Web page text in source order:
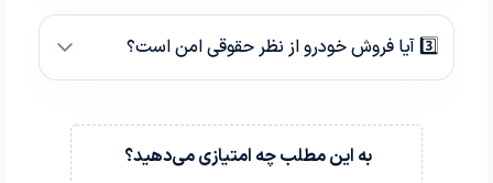
3️⃣ آیا فروش خودرو از نظر حقوقی امن است؟
به این مطلب چه امتیازی می‌دهید؟